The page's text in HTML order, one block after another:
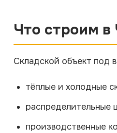
Что строим в
Складской объект под
тёплые и холодные
распределительные
производственные